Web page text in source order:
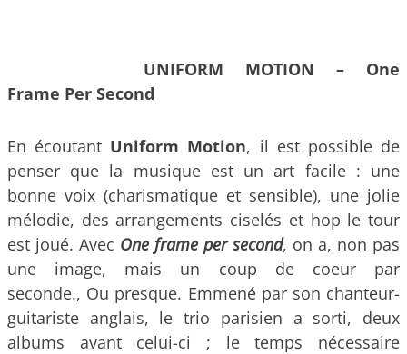
UNIFORM MOTION – One
Frame Per Second
En écoutant Uniform Motion, il est possible de
penser que la musique est un art facile : une
bonne voix (charismatique et sensible), une jolie
mélodie, des arrangements ciselés et hop le tour
est joué. Avec One frame per second, on a, non pas
une image, mais un coup de coeur par
seconde., Ou presque. Emmené par son chanteur-
guitariste anglais, le trio parisien a sorti, deux
albums avant celui-ci ; le temps nécessaire